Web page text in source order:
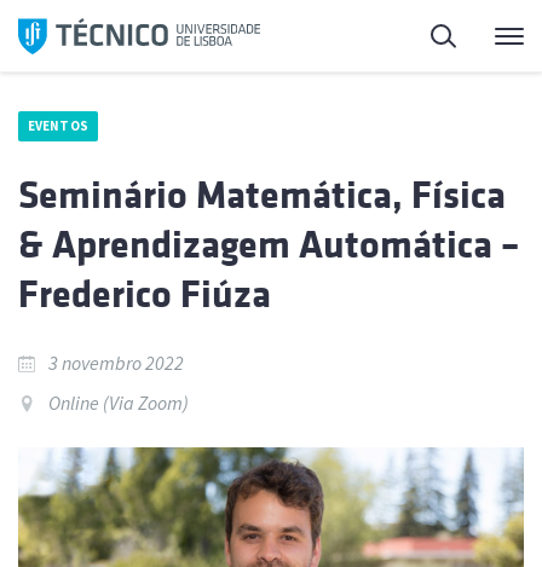
Saltar
para
Pesquisa
EVENTOS
Seminário Matemática, Física
& Aprendizagem Automática –
Frederico Fiúza
3 novembro 2022
Online (Via Zoom)